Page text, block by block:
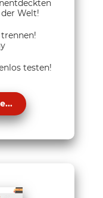
Welt!
testen!